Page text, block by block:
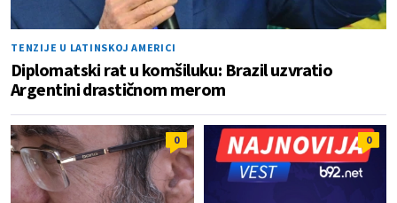
TENZIJE U LATINSKOJ AMERICI
Diplomatski rat u komšiluku: Brazil uzvratio
Argentini drastičnom merom
0 0